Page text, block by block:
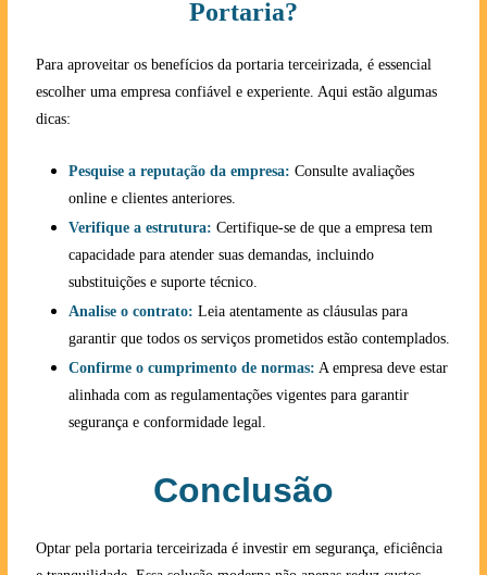
Portaria?
Para aproveitar os benefícios da portaria terceirizada, é essencial
escolher uma empresa confiável e experiente. Aqui estão algumas
dicas:
Pesquise a reputação da empresa: Consulte avaliações
online e clientes anteriores.
Verifique a estrutura: Certifique-se de que a empresa tem
capacidade para atender suas demandas, incluindo
substituições e suporte técnico.
Analise o contrato: Leia atentamente as cláusulas para
garantir que todos os serviços prometidos estão contemplados.
Confirme o cumprimento de normas: A empresa deve estar
alinhada com as regulamentações vigentes para garantir
segurança e conformidade legal.
Conclusão
Optar pela portaria terceirizada é investir em segurança, eficiência